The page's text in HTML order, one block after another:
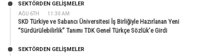
AĞU 6TH 11:30 AM
SEKTÖRDEN GELIŞMELER
SKD Türkiye ve Sabancı Üniversitesi İş Birliğiyle Hazırlanan Yeni
“Sürdürülebilirlik” Tanımı TDK Genel Türkçe Sözlük’e Girdi
SEKTÖRDEN GELIŞMELER